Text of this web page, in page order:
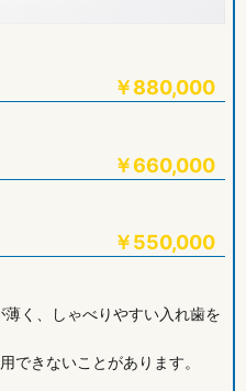
￥880,000
￥660,000
￥550,000
く、しゃべりやすい入れ歯を
できないことがあります。